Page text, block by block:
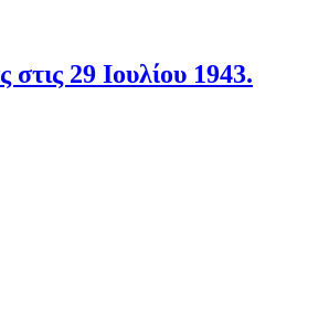
29 Ιουλίου 1943.